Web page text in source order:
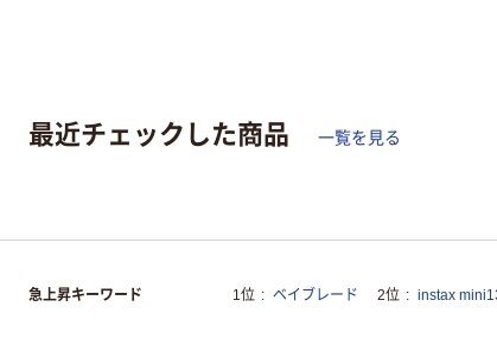
最近チェックした商品 一覧を見る
急上昇キーワード 1位 ベイブレード 2位 instax